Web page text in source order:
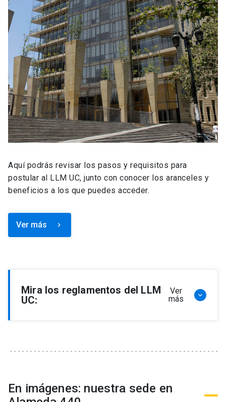
Aquí podrás revisar los pasos y requisitos para
postular al LLM UC, junto con conocer los aranceles y
beneficios a los que puedes acceder.
Ver más keyboard_arrow_right
Mira los reglamentos del LLM
UC:
Ver
más
keyboard_arrow_down
Reglamento de Becas y Descuentos Programa
de Magíster en Derecho, LLM
En imágenes: nuestra sede en